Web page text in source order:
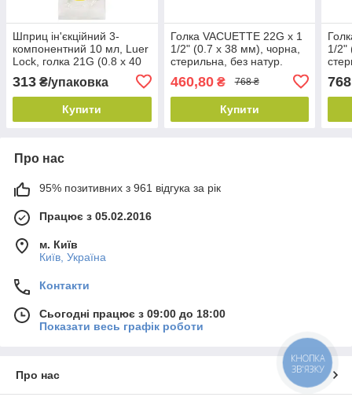
Шприц ін'єкційний 3-
компонентний 10 мл, Luer
Lock, голка 21G (0.8 х 40
шт./уп.)
313 ₴/упаковка
Купити
Голка VACUETTE 22G х 1
1/2" (0.7 х 38 мм), чорна,
стерильна, без натур.
каучукового латексу (100
шт./уп.)
460,80₴ 768 ₴
Купити
1/2"
шт./
768
Про нас
95% позитивних з 961 відгука за рік
Працює з 05.02.2016
м. Київ
Київ, Україна
Контакти
Сьогодні працює з 09:00 до 18:00
Показати весь графік роботи
Про нас
КНОПКА
ЗВ'ЯЗКУ